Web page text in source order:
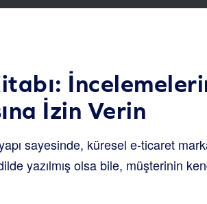
İzin Verin
sayesinde, küresel e-ticaret
yazılmış olsa bile, müşterinin